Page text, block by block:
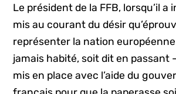
Le président de la FFB, lorsqu’il
mis au courant du désir
représenter la nation européenne
jamais habité, soit dit en passant
mis en place avec l’aide du